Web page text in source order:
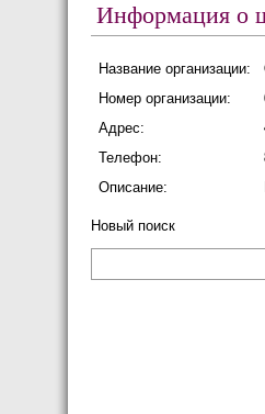
Информация о
Название организации:
Номер организации:
Адрес:
Телефон:
Описание:
Новый поиск